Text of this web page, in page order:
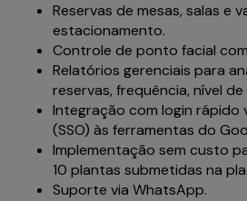
Reservas de mesas, salas e
estacionamento.
Controle de ponto facial
Relatórios gerenciais para
reservas, frequência, nível
Integração com login rápido
(SSO) às ferramentas do
Implementação sem custo
10 plantas submetidas na
Suporte via WhatsApp.